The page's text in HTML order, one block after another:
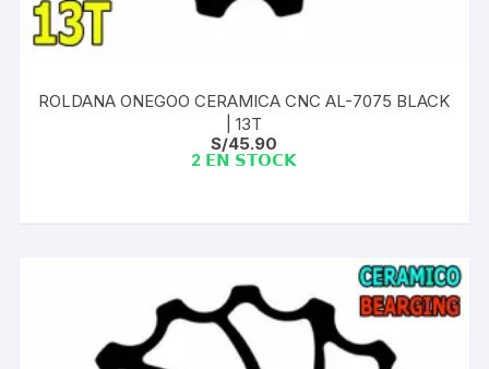
ROLDANA ONEGOO CERAMICA CNC AL-7075 BLACK
| 13T
S/45.90
2 𝗘𝗡 𝗦𝗧𝗢𝗖𝗞